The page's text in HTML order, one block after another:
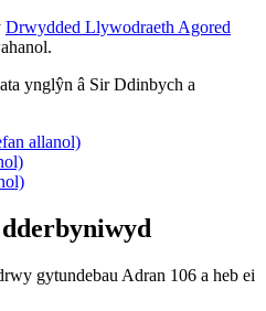
Drwydded Llywodraeth Agored
ynglŷn â Sir Ddinbych a
allanol)
gytundebau Adran 106 a heb ei